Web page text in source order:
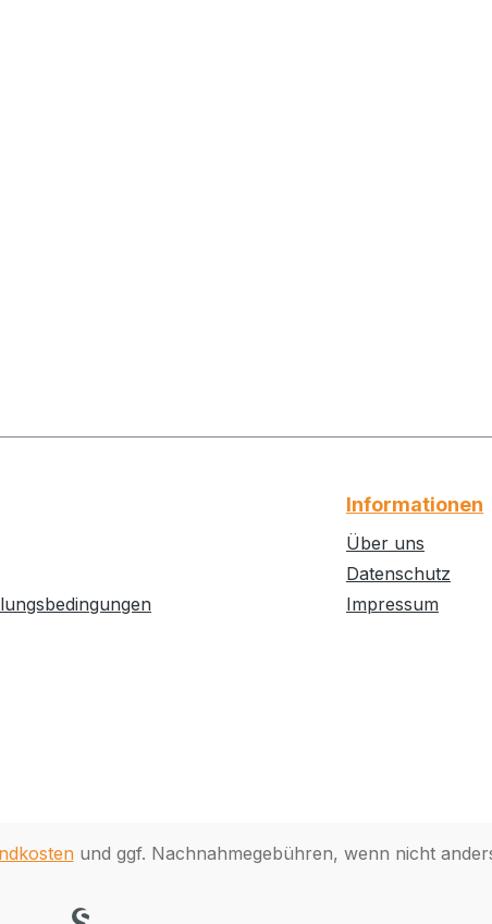
Informationen
Über uns
Datenschutz
Impressum
und ggf. Nachnahmegebühren, wenn nicht